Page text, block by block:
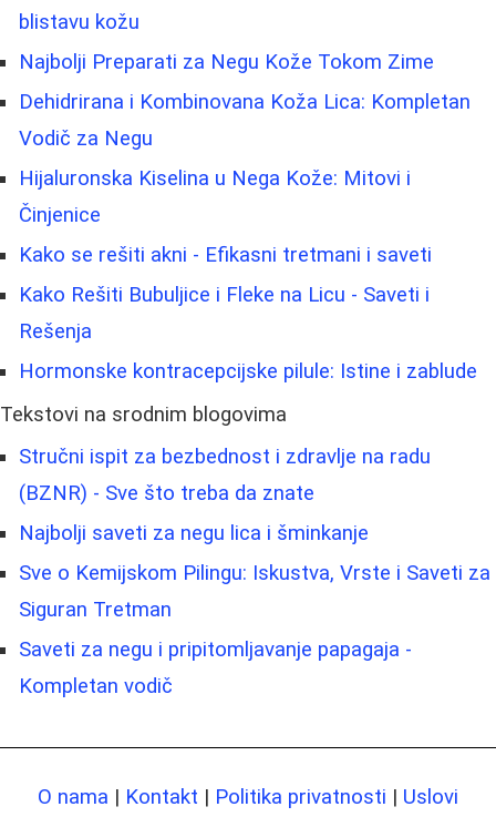
blistavu kožu
Najbolji Preparati za Negu Kože Tokom Zime
Dehidrirana i Kombinovana Koža Lica: Kompletan
Vodič za Negu
Hijaluronska Kiselina u Nega Kože: Mitovi i
Činjenice
Kako se rešiti akni - Efikasni tretmani i saveti
Kako Rešiti Bubuljice i Fleke na Licu - Saveti i
Rešenja
Hormonske kontracepcijske pilule: Istine i zablude
Tekstovi na srodnim blogovima
Stručni ispit za bezbednost i zdravlje na radu
(BZNR) - Sve što treba da znate
Najbolji saveti za negu lica i šminkanje
Sve o Kemijskom Pilingu: Iskustva, Vrste i Saveti za
Siguran Tretman
Saveti za negu i pripitomljavanje papagaja -
Kompletan vodič
O nama | Kontakt | Politika privatnosti | Uslovi